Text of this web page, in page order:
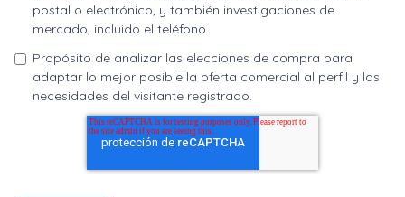
postal o electrónico, y también investigaciones de
mercado, incluido el teléfono.
Propósito de analizar las elecciones de compra para
adaptar lo mejor posible la oferta comercial al perfil y las
necesidades del visitante registrado.